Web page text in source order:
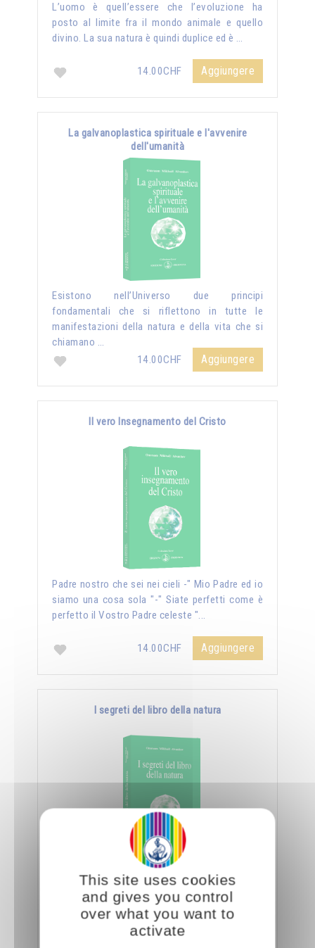
L’uomo è quell’essere che l’evoluzione ha
posto al limite fra il mondo animale e quello
divino. La sua natura è quindi duplice ed è …
14.00CHF Aggiungere
La galvanoplastica spirituale e l'avvenire
dell'umanità
Esistono nell’Universo due principi
fondamentali che si riflettono in tutte le
manifestazioni della natura e della vita che si
chiamano …
14.00CHF
Aggiungere
Il vero Insegnamento del Cristo
Padre nostro che sei nei cieli -" Mio Padre ed io
siamo una cosa sola "-" Siate perfetti come è
perfetto il Vostro Padre celeste "...
14.00CHF Aggiungere
I segreti del libro della natura
Nella Scienza Iniziatica leggere vuole dire
essere capaci di decifrare l’aspetto sottile e
nascosto delle creature e degli oggetti, nonché
14.00CHF
This site uses cookies
and gives you control
over what you want to
activate